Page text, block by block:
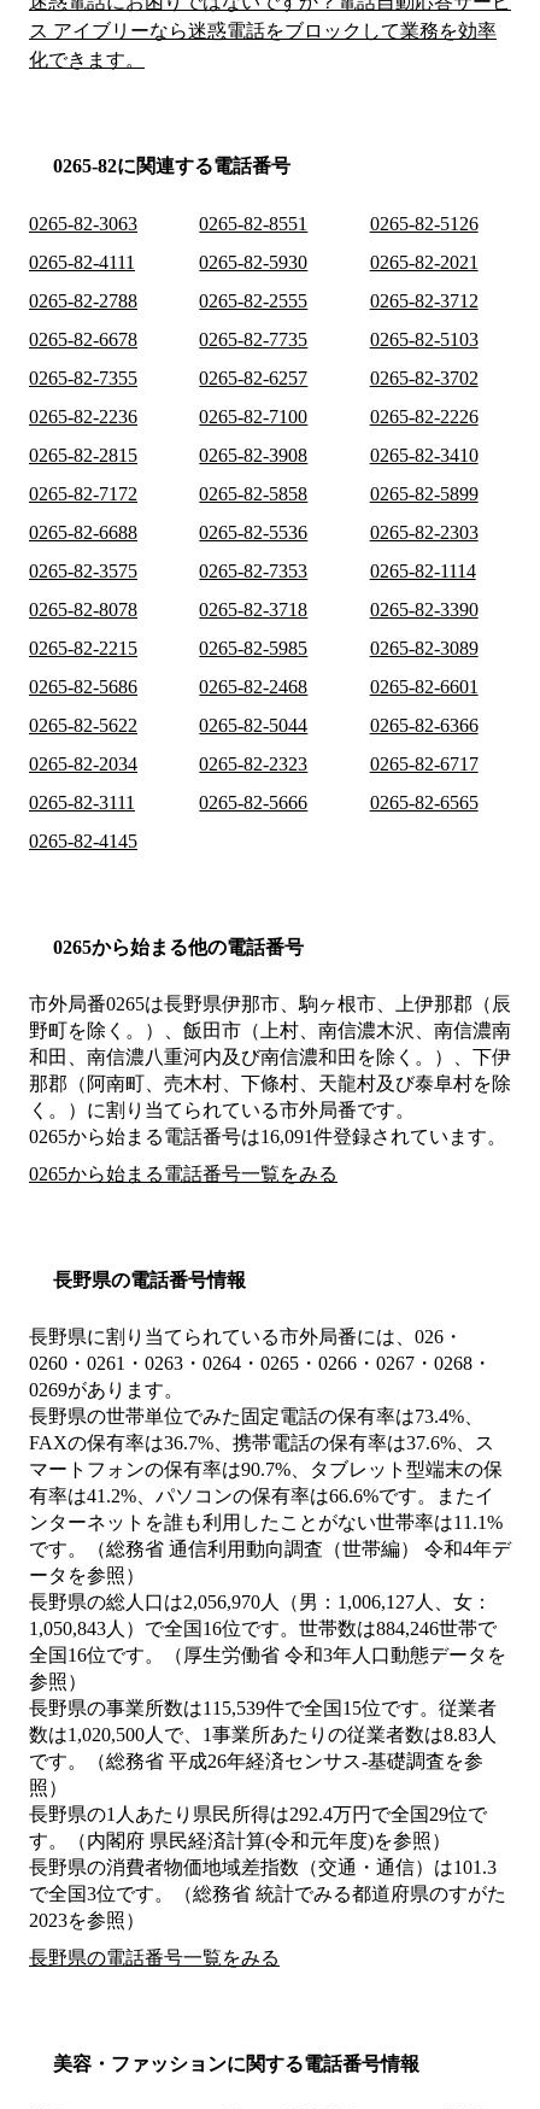
ス アイブリーなら迷惑電話をブロックして業務を効率
化できます。
0265-82に関連する電話番号
0265-82-3063 0265-82-8551
0265-82-5126
0265-82-4111
0265-82-5930
0265-82-2021
0265-82-2788
0265-82-2555
0265-82-3712
0265-82-6678
0265-82-7735
0265-82-5103
0265-82-7355
0265-82-6257
0265-82-3702
0265-82-2236
0265-82-7100
0265-82-2226
0265-82-2815
0265-82-3908
0265-82-3410
0265-82-7172
0265-82-5858
0265-82-5899
0265-82-6688
0265-82-5536
0265-82-2303
0265-82-3575
0265-82-7353
0265-82-1114
0265-82-8078
0265-82-3718
0265-82-3390
0265-82-2215
0265-82-5985
0265-82-3089
0265-82-5686
0265-82-2468
0265-82-6601
0265-82-5622
0265-82-5044
0265-82-6366
0265-82-2034
0265-82-2323
0265-82-6717
0265-82-3111
0265-82-5666
0265-82-6565
0265-82-4145
0265から始まる他の電話番号
市外局番0265は長野県伊那市、駒ヶ根市、上伊那郡（辰
野町を除く。）、飯田市（上村、南信濃木沢、南信濃南
和田、南信濃八重河内及び南信濃和田を除く。）、下伊
那郡（阿南町、売木村、下條村、天龍村及び泰阜村を除
く。） に割り当てられている市外局番です。
0265から始まる電話番号は16,091件登録されています。
0265から始まる電話番号一覧をみる
長野県の電話番号情報
長野県に割り当てられている市外局番には、026・
0260・0261・0263・0264・0265・0266・0267・0268・
0269があります。
長野県の世帯単位でみた固定電話の保有率は73.4%、
FAXの保有率は36.7%、携帯電話の保有率は37.6%、ス
マートフォンの保有率は90.7%、タブレット型端末の保
有率は41.2%、パソコンの保有率は66.6%です。またイ
ンターネットを誰も利用したことがない世帯率は11.1%
です。（総務省 通信利用動向調査（世帯編） 令和4年デ
ータを参照）
長野県の総人口は2,056,970人（男：1,006,127人、女：
1,050,843人）で全国16位です。世帯数は884,246世帯で
全国16位です。（厚生労働省 令和3年人口動態データを
参照）
長野県の事業所数は115,539件で全国15位です。従業者
数は1,020,500人で、1事業所あたりの従業者数は8.83人
です。（総務省 平成26年経済センサス‐基礎調査を参
照）
長野県の1人あたり県民所得は292.4万円で全国29位で
す。（内閣府 県民経済計算(令和元年度)を参照）
長野県の消費者物価地域差指数（交通・通信）は101.3
で全国3位です。（総務省 統計でみる都道府県のすがた
2023を参照）
長野県の電話番号一覧をみる
美容・ファッションに関する電話番号情報